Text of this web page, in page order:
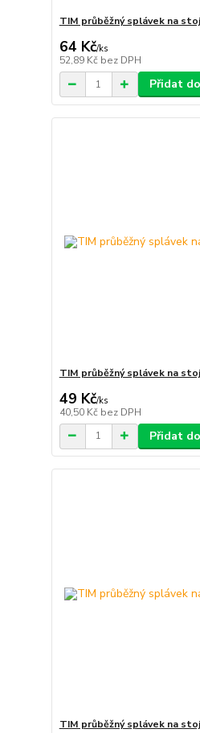
TIM průběžný splávek na
64 Kč/ks
52,89 Kč bez DPH
Přidat
TIM průběžný splávek na
49 Kč/ks
40,50 Kč bez DPH
Přidat
TIM průběžný splávek na